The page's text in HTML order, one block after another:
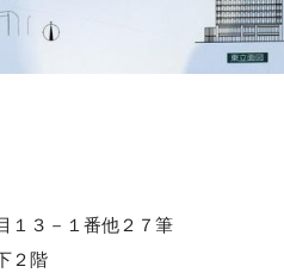
１３－１番他２７筆
２階